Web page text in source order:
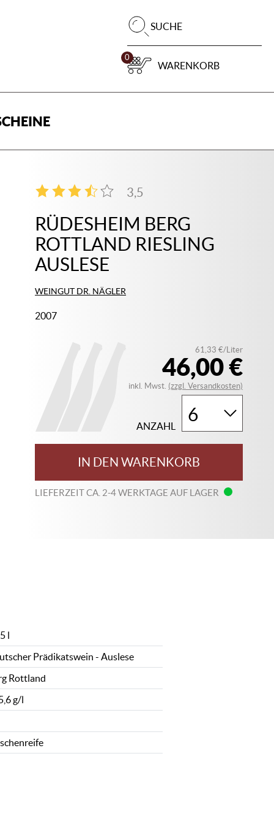
SUCHE
0
WARENKORB
RÜDESHEIM BERG
ROTTLAND RIESLING
AUSLESE
WEINGUT DR. NÄGLER
2007
3,5
2
46,00 €
61,33 €/Liter
inkl. Mwst. (zzgl. Versandkosten)
ANZAHL
IN DEN WARENKORB
LIEFERZEIT CA. 2-4 WERKTAGE AUF LAGER
l
Prädikatswein - Auslese
Rottland
g/l